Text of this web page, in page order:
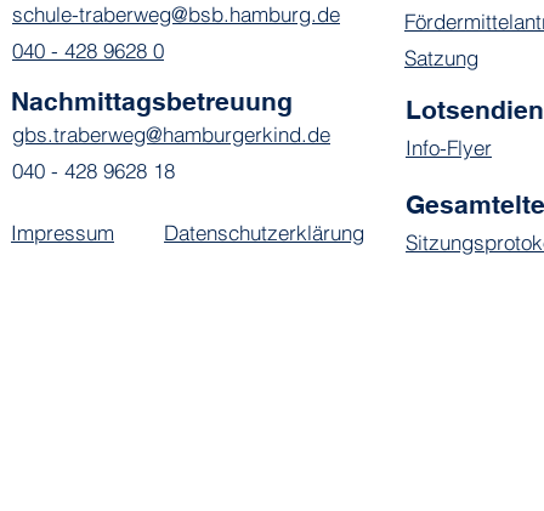
schule-traberweg@bsb.hamburg.de
040 - 428 9628 0
Nachmittagsbetreuung
gbs.traberweg@hamburgerkind.de
040 - 428 9628 18
Impressum Datenschutzerklärung
Satzung
Info-Flyer